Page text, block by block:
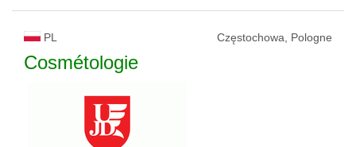
PL Częstochowa, Pologne
Cosmétologie